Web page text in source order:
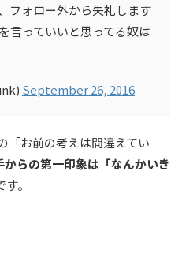
フォロー外から失礼します
言っていいと思ってる奴は
September 26, 2016
「お前の考えは間違えてい
からの第一印象は「なんかいき
。